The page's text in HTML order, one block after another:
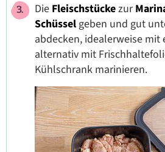
Die Fleischstückezur
Schüssel geben und gut
abdecken, idealerweise mit
alternativ mit
Kühlschrank marinieren.